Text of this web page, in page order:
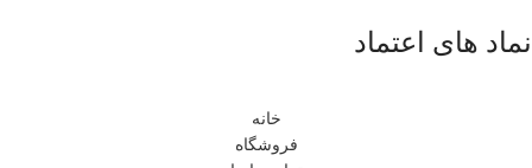
نماد های اعتماد
خانه
فروشگاه